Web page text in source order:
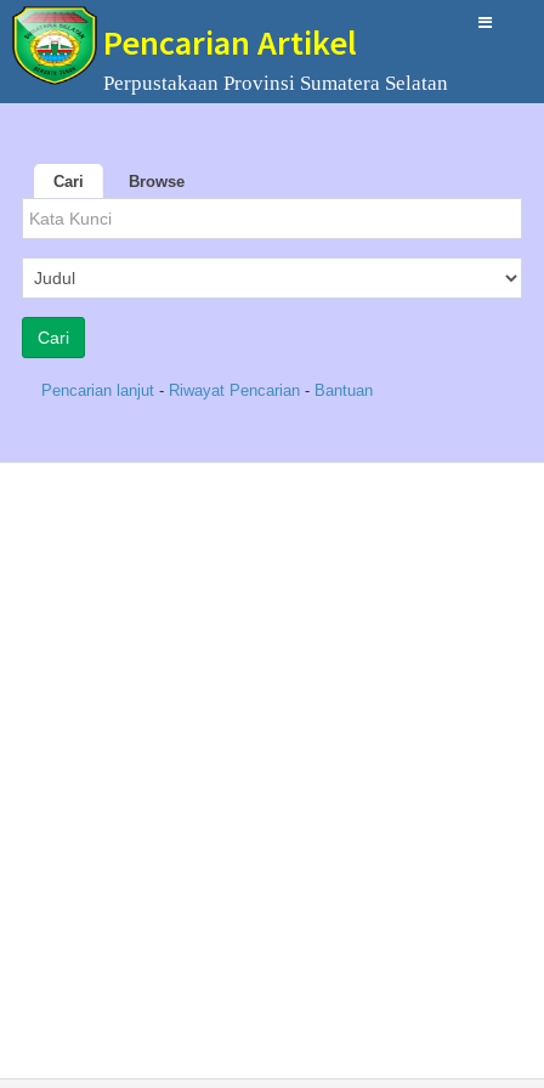
Pencarian Artikel
Perpustakaan Provinsi Sumatera Selatan
Cari Browse
Pencarian lanjut - Riwayat Pencarian - Bantuan